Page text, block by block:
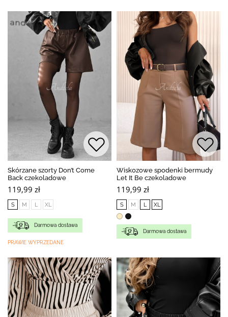
Skórzane szorty Don’t Come
Back czekoladowe
119,99 zł
S M L XL
Darmowa dostawa
PRAWIE WYPRZEDANE
Wiskozowe spodenki bermudy
Let It Be czekoladowe
119,99 zł
S M L XL
Darmowa dostawa